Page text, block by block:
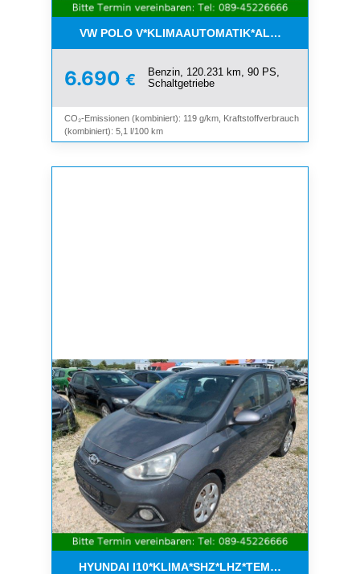
VW POLO
6.690 €
Benzin, 120.231 km, 90 PS,
Schaltgetriebe
CO₂-Emissionen (kombiniert): 119 g/km, Kraftstoffverbrauch
(kombiniert): 5,1 l/100 km
HYUNDAI